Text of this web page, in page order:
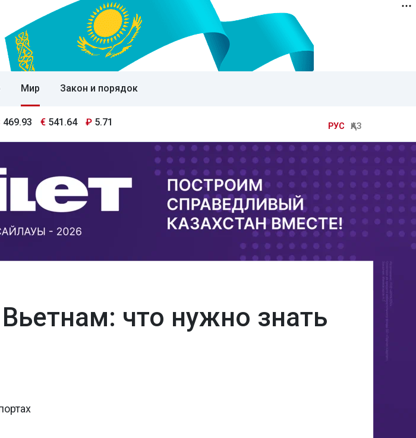
Мир Закон и порядок
469.93 € 541.64 ₽ 5.71 РУС ҚАЗ
что нужно знать